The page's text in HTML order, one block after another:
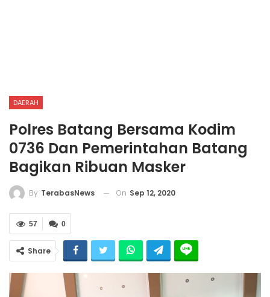
DAERAH
Polres Batang Bersama Kodim
0736 Dan Pemerintahan Batang
Bagikan Ribuan Masker
By TerabasNews On Sep 12, 2020
0
57
Share